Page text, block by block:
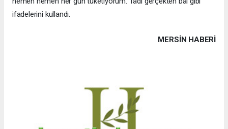
ifadelerini kullandı.
MERSIN HABERİ